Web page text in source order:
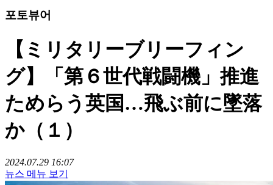
포토뷰어
【ミリタリーブリーフィン
グ】「第６世代戦闘機」推進
ためらう英国…飛ぶ前に墜落
か（１）
2024.07.29 16:07
뉴스 메뉴 보기